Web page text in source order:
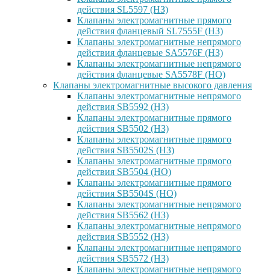
действия SL5597 (НЗ)
Клапаны электромагнитные прямого
действия фланцевый SL7555F (НЗ)
Клапаны электромагнитные непрямого
действия фланцевые SA5576F (НЗ)
Клапаны электромагнитные непрямого
действия фланцевые SA5578F (НО)
Клапаны электромагнитные высокого давления
Клапаны электромагнитные непрямого
действия SB5592 (НЗ)
Клапаны электромагнитные прямого
действия SB5502 (НЗ)
Клапаны электромагнитные прямого
действия SB5502S (НЗ)
Клапаны электромагнитные прямого
действия SB5504 (НО)
Клапаны электромагнитные прямого
действия SB5504S (НО)
Клапаны электромагнитные непрямого
действия SB5562 (НЗ)
Клапаны электромагнитные непрямого
действия SB5552 (НЗ)
Клапаны электромагнитные непрямого
действия SB5572 (НЗ)
Клапаны электромагнитные непрямого